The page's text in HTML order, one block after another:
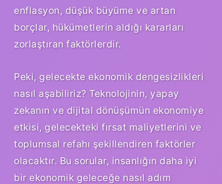
enflasyon, düşük büyüme ve artan
borçlar, hükümetlerin aldığı kararları
zorlaştıran faktörlerdir.
Peki, gelecekte ekonomik dengesizlikleri
nasıl aşabiliriz? Teknolojinin, yapay
zekanın ve dijital dönüşümün ekonomiye
etkisi, gelecekteki fırsat maliyetlerini ve
toplumsal refahı şekillendiren faktörler
olacaktır. Bu sorular, insanlığın daha iyi
bir ekonomik geleceğe nasıl adım